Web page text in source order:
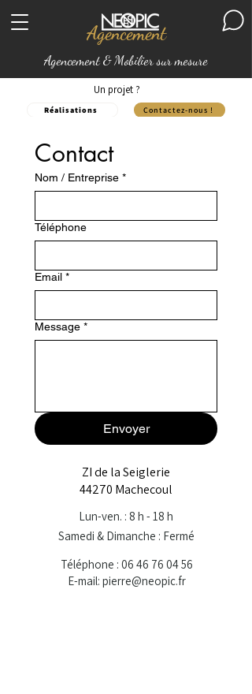
Agencement
Agencement & Mobilier sur mesure
Un projet ?
Réalisations Contactez-nous !
Contact
Nom / Entreprise *
Téléphone
Email *
Message *
Envoyer
ZI de la Seiglerie
44270 Machecoul
Lun-ven. : 8 h - 18 h
Samedi & Dimanche : Fermé
Téléphone : 06 46 76 04 56
E-mail: pierre@neopic.fr